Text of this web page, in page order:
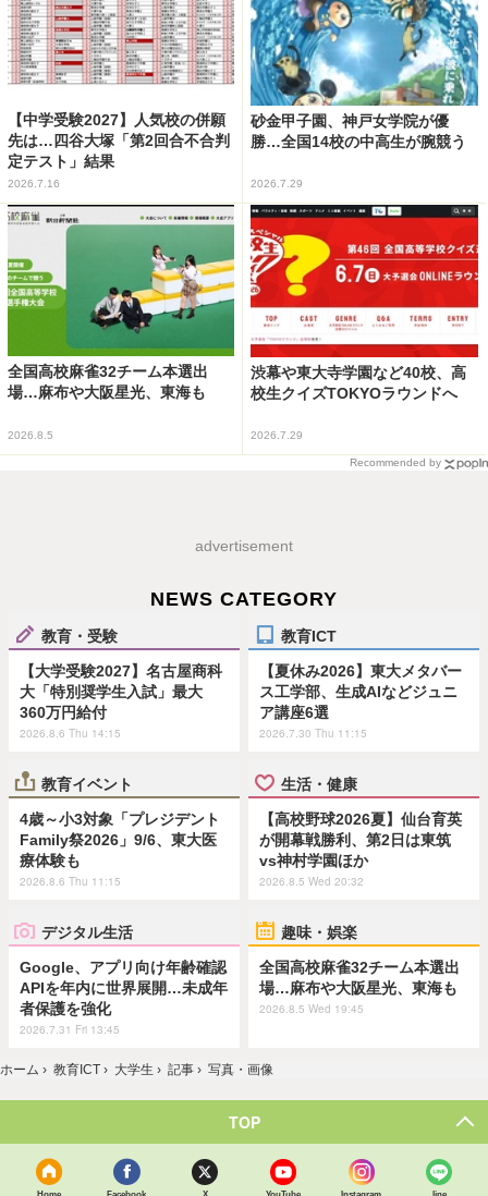
【中学受験2027】人気校の併願
先は…四谷大塚「第2回合不合判
定テスト」結果
2026.7.16
砂金甲子園、神戸女学院が優
勝…全国14校の中高生が腕競う
2026.7.29
全国高校麻雀32チーム本選出
場…麻布や大阪星光、東海も
2026.8.5
渋幕や東大寺学園など40校、高
校生クイズTOKYOラウンドへ
2026.7.29
Recommended by
advertisement
NEWS CATEGORY
教育・受験
【大学受験2027】名古屋商科
大「特別奨学生入試」最大
360万円給付
2026.8.6 Thu 14:15
教育ICT
【夏休み2026】東大メタバー
ス工学部、生成AIなどジュニ
ア講座6選
2026.7.30 Thu 11:15
教育イベント
4歳～小3対象「プレジデント
Family祭2026」9/6、東大医
療体験も
2026.8.6 Thu 11:15
生活・健康
【高校野球2026夏】仙台育英
が開幕戦勝利、第2日は東筑
vs神村学園ほか
2026.8.5 Wed 20:32
デジタル生活
Google、アプリ向け年齢確認
APIを年内に世界展開…未成年
者保護を強化
2026.7.31 Fri 13:45
趣味・娯楽
全国高校麻雀32チーム本選出
場…麻布や大阪星光、東海も
2026.8.5 Wed 19:45
ホーム › 教育ICT › 大学生 › 記事 › 写真・画像
TOP
Home Facebook X YouTube Instagram line